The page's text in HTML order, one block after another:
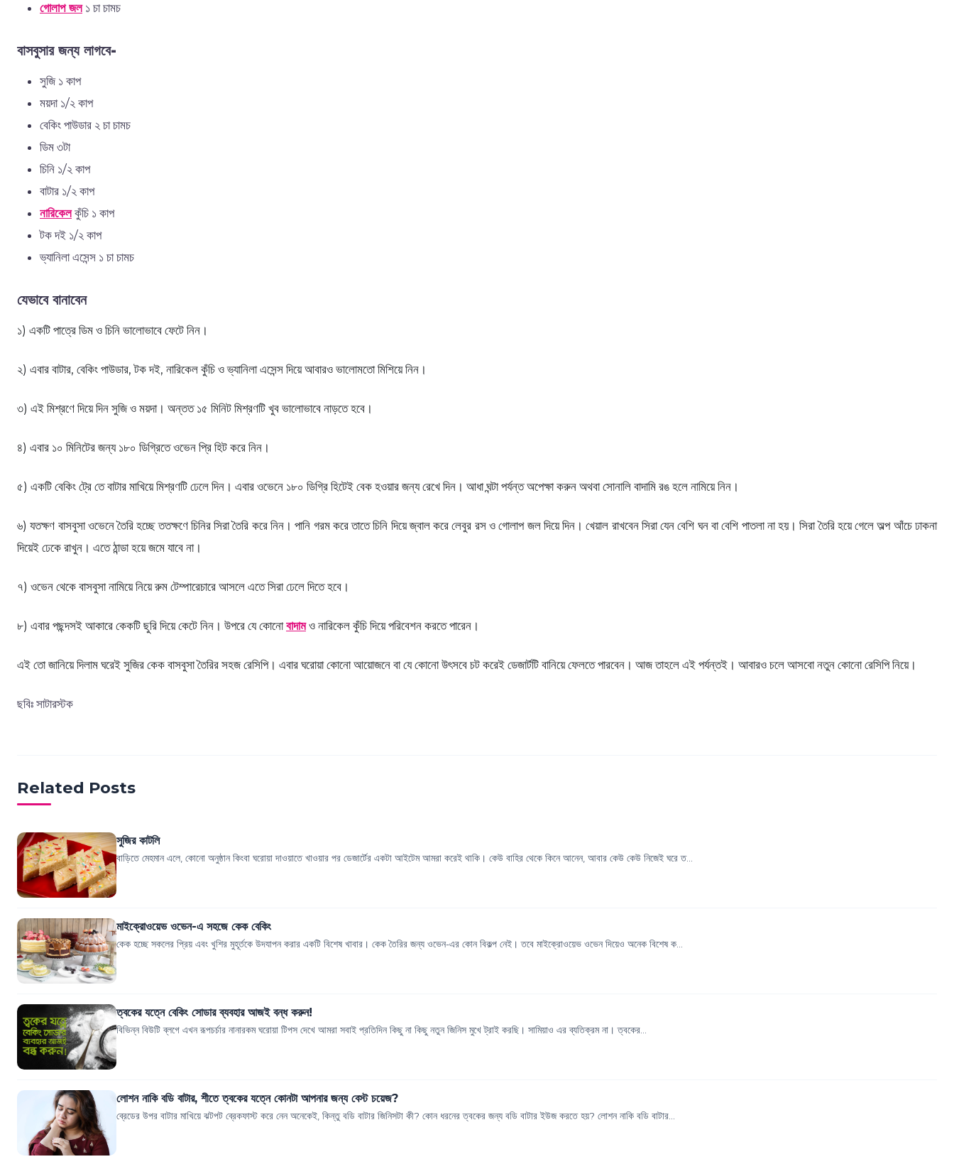
গোলাপ জল১ চা চামচ
বাসবুসার জন্য লাগবে-
সুজি ১ কাপ
ময়দা ১/২ কাপ
বেকিং পাউডার ২ চা চামচ
ডিম ৩টা
চিনি ১/২ কাপ
বাটার ১/২ কাপ
নারিকেলকুঁচি ১ কাপ
টক দই ১/২ কাপ
ভ্যানিলা এসেন্স ১ চা চামচ
যেভাবে বানাবেন
১) একটি পাত্রে ডিম ও চিনি ভালোভাবে ফেটে নিন।
২) এবার বাটার, বেকিং পাউডার, টক দই, নারিকেল কুঁচি ও ভ্যানিলা এসেন্স দিয়ে আবারও ভালোমতো মিশিয়ে নিন।
৩) এই মিশ্রণে দিয়ে দিন সুজি ও ময়দা। অন্তত ১৫ মিনিট মিশ্রণটি খুব ভালোভাবে নাড়তে হবে।
৪) এবার ১০ মিনিটের জন্য ১৮০ ডিগ্রিতে ওভেন প্রি হিট করে নিন।
৫) একটি বেকিং ট্রে তে বাটার মাখিয়ে মিশ্রণটি ঢেলে দিন। এবার ওভেনে ১৮০ ডিগ্রি হিটেই বেক হওয়ার জন্য রেখে দিন। আধা ঘন্টা পর্যন্ত অপেক্ষা করুন অথবা সোনালি বাদামি রঙ হলে নামিয়ে নিন।
৬) যতক্ষণ বাসবুসা ওভেনে তৈরি হচ্ছে ততক্ষণে চিনির সিরা তৈরি করে নিন। পানি গরম করে তাতে চিনি দিয়ে জ্বাল করে লেবুর রস ও গোলাপ জল দিয়ে দিন। খেয়াল রাখবেন সিরা যেন বেশি ঘন বা বেশি পাতলা না হয়। সিরা তৈরি হয়ে গেলে অল্প আঁচে ঢাকনা
দিয়েই ঢেকে রাখুন। এতে ঠান্ডা হয়ে জমে যাবে না।
৭) ওভেন থেকে বাসবুসা নামিয়ে নিয়ে রুম টেম্পারেচারে আসলে এতে সিরা ঢেলে দিতে হবে।
৮) এবার পছন্দসই আকারে কেকটি ছুরি দিয়ে কেটে নিন। উপরে যে কোনোবাদামও নারিকেল কুঁচি দিয়ে পরিবেশন করতে পারেন।
এই তো জানিয়ে দিলাম ঘরেই সুজির কেক বাসবুসা তৈরির সহজ রেসিপি। এবার ঘরোয়া কোনো আয়োজনে বা যে কোনো উৎসবে চট করেই ডেজার্টটি বানিয়ে ফেলতে পারবেন। আজ তাহলে এই পর্যন্তই। আবারও চলে আসবো নতুন কোনো রেসিপি নিয়ে।
ছবিঃ সাটারস্টক
Related Posts
সুজির কাটলি
বাড়িতে মেহমান এলে, কোনো অনুষ্ঠান কিংবা ঘরোয়া দাওয়াতে খাওয়ার পর ডেজার্টের একটা আইটেম আমরা করেই থাকি। কেউ বাহির থেকে কিনে আনেন, আবার কেউ কেউ নিজেই ঘরে ত...
মাইক্রোওয়েভ ওভেন-এ সহজে কেক বেকিং
কেক হচ্ছে সকলের প্রিয় এবং খুশির মুহূর্তকে উদযাপন করার একটি বিশেষ খাবার। কেক তৈরির জন্য ওভেন-এর কোন বিকল্প নেই। তবে মাইক্রোওয়েভ ওভেন দিয়েও অনেক বিশেষ ক...
ত্বকের যত্নে বেকিং সোডার ব্যবহার আজই বন্ধ করুন!
বিভিন্ন বিউটি ব্লগে এখন রূপচর্চার নানারকম ঘরোয়া টিপস দেখে আমরা সবাই প্রতিদিন কিছু না কিছু নতুন জিনিস মুখে ট্রাই করছি। সামিয়াও এর ব্যতিক্রম না। ত্বকের...
লোশন নাকি বডি বাটার, শীতে ত্বকের যত্নে কোনটা আপনার জন্য বেস্ট চয়েজ?
ব্রেডের উপর বাটার মাখিয়ে ঝটপট ব্রেকফাস্ট করে নেন অনেকেই, কিন্তু বডি বাটার জিনিসটা কী? কোন ধরনের ত্বকের জন্য বডি বাটার ইউজ করতে হয়? লোশন নাকি বডি বাটার...